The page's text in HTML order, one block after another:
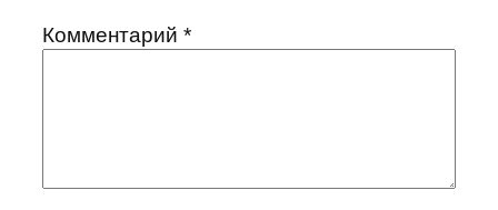
Комментарий *